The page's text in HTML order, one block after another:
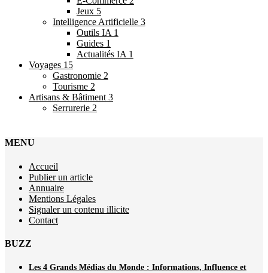
Jeux 5
Intelligence Artificielle 3
Outils IA 1
Guides 1
Actualités IA 1
Voyages 15
Gastronomie 2
Tourisme 2
Artisans & Bâtiment 3
Serrurerie 2
MENU
Accueil
Publier un article
Annuaire
Mentions Légales
Signaler un contenu illicite
Contact
BUZZ
Les 4 Grands Médias du Monde : Informations, Influence et